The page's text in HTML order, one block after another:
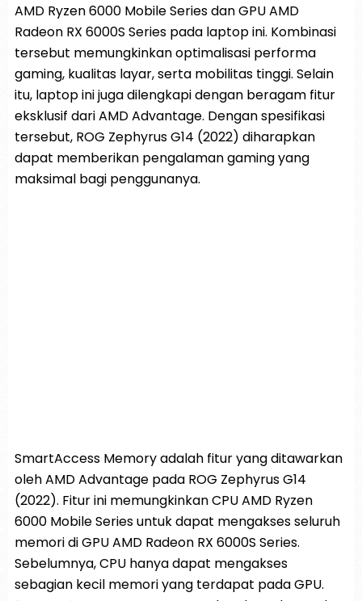
AMD Ryzen 6000 Mobile Series dan GPU AMD
Radeon RX 6000S Series pada laptop ini. Kombinasi
tersebut memungkinkan optimalisasi performa
gaming, kualitas layar, serta mobilitas tinggi. Selain
itu, laptop ini juga dilengkapi dengan beragam fitur
eksklusif dari AMD Advantage. Dengan spesifikasi
tersebut, ROG Zephyrus G14 (2022) diharapkan
dapat memberikan pengalaman gaming yang
maksimal bagi penggunanya.
SmartAccess Memory adalah fitur yang ditawarkan
oleh AMD Advantage pada ROG Zephyrus G14
(2022). Fitur ini memungkinkan CPU AMD Ryzen
6000 Mobile Series untuk dapat mengakses seluruh
memori di GPU AMD Radeon RX 6000S Series.
Sebelumnya, CPU hanya dapat mengakses
sebagian kecil memori yang terdapat pada GPU.